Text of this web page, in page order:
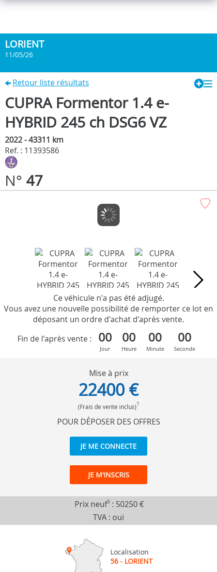
LORIENT
11/05/26
Retour liste résultats
CUPRA Formentor 1.4 e-
HYBRID 245 ch DSG6 VZ
2022 - 43311 km
Ref. : 11393586
N° 47
Ce véhicule n'a pas été adjugé.
Vous avez une nouvelle possibilité de remporter ce lot en
déposant un ordre d'achat d'après vente.
Fin de l'après vente :
00
Jour
00
Heure
00
Minute
00
Seconde
Mise à prix
22400 €
(Frais de vente inclus)1
POUR DÉPOSER DES OFFRES
JE ME CONNECTE
JE M'INSCRIS
Prix neuf3 : 50250 €
TVA : oui
Localisation
56 - LORIENT